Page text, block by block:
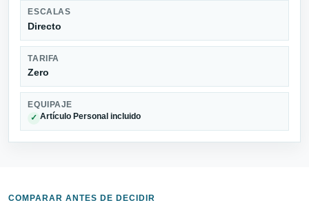
ESCALAS
Directo
TARIFA
Zero
EQUIPAJE
✓ Artículo Personal incluido
COMPARAR ANTES DE DECIDIR